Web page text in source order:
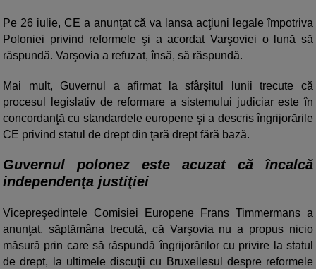
Pe 26 iulie, CE a anunţat că va lansa acţiuni legale împotriva
Poloniei privind reformele şi a acordat Varşoviei o lună să
răspundă. Varşovia a refuzat, însă, să răspundă.
Mai mult, Guvernul a afirmat la sfârşitul lunii trecute că
procesul legislativ de reformare a sistemului judiciar este în
concordanţă cu standardele europene şi a descris îngrijorările
CE privind statul de drept din ţară drept fără bază.
Guvernul polonez este acuzat că încalcă
independenţa justiţiei
Vicepreşedintele Comisiei Europene Frans Timmermans a
anunţat, săptămâna trecută, că Varşovia nu a propus nicio
măsură prin care să răspundă îngrijorărilor cu privire la statul
de drept, la ultimele discuţii cu Bruxellesul despre reformele